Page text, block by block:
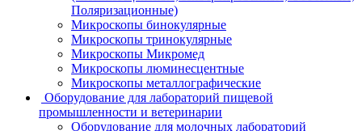
Поляризационные)
Микроскопы бинокулярные
Микроскопы тринокулярные
Микроскопы Микромед
Микроскопы люминесцентные
Микроскопы металлографические
Оборудование для лабораторий пищевой
промышленности и ветеринарии
Оборудование для молочных лабораторий